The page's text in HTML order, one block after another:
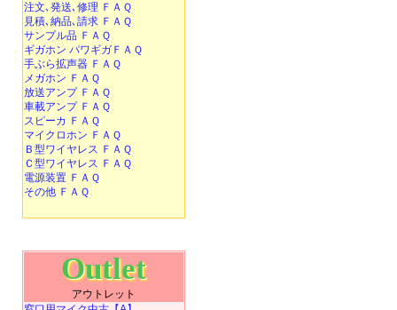
注文､発送､修理 ＦＡＱ
見積､納品､請求 ＦＡＱ
サンプル品 ＦＡＱ
ギガホン パワギガＦＡＱ
手ぶら拡声器 ＦＡＱ
メガホン ＦＡＱ
放送アンプ ＦＡＱ
車載アンプ ＦＡＱ
スピーカ ＦＡＱ
マイクロホン ＦＡＱ
Ｂ型ワイヤレス ＦＡＱ
Ｃ型ワイヤレス ＦＡＱ
電源装置 ＦＡＱ
その他 ＦＡＱ
Outlet
アウトレット